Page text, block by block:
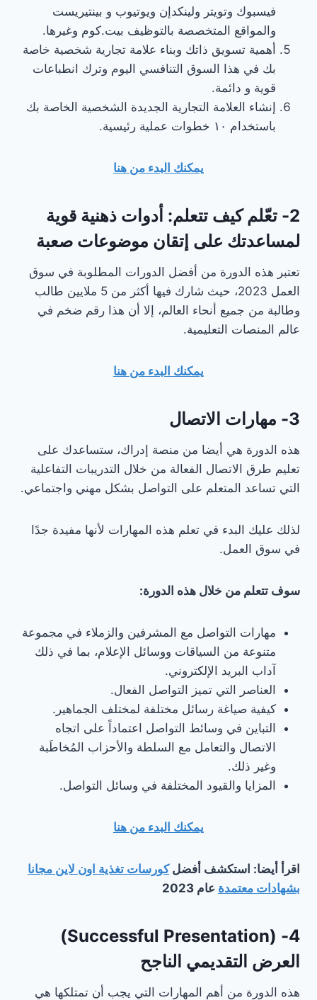
فيسبوك وتويتر ولينكدإن ويوتيوب و بينتيريست
والمواقع المتخصصة بالتوظيف بيت.كوم وغيرها.
أهمية تسويق ذاتك وبناء علامة تجارية شخصية خاصة
بك في هذا السوق التنافسي اليوم وترك انطباعات
قوية و دائمة.
إنشاء العلامة التجارية الجديدة الشخصية الخاصة بك
باستخدام ١٠ خطوات عملية رئيسية.
يمكنك البدء من هنا
2- تعّلم كيف تتعلم: أدوات ذهنية قوية
لمساعدتك على إتقان موضوعات صعبة
تعتبر هذه الدورة من أفضل الدورات المطلوبة في سوق
العمل 2023، حيث شارك فيها أكثر من 5 ملايين طالب
وطالبة من جميع أنحاء العالم، إلا أن هذا رقم ضخم في
عالم المنصات التعليمية.
يمكنك البدء من هنا
3- مهارات الاتصال
هذه الدورة هي أيضا من منصة إدراك، ستساعدك على
تعليم طرق الاتصال الفعالة من خلال التدريبات التفاعلية
التي تساعد المتعلم على التواصل بشكل مهني واجتماعي.
لذلك عليك البدء في تعلم هذه المهارات لأنها مفيدة جدًا
في سوق العمل.
سوف تتعلم من خلال هذه الدورة:
مهارات التواصل مع المشرفين والزملاء في مجموعة
متنوعة من السياقات ووسائل الإعلام، بما في ذلك
آداب البريد الإلكتروني.
العناصر التي تميز التواصل الفعال.
كيفية صياغة رسائل مختلفة لمختلف الجماهير.
التباين في وسائط التواصل اعتماداً على اتجاه
الاتصال والتعامل مع السلطة والأحزاب المُخاطَبة
وغير ذلك.
المزايا والقيود المختلفة في وسائل التواصل.
يمكنك البدء من هنا
اقرأ أيضا: استكشف أفضلكورسات تغذية اون لاين مجانا
بشهادات معتمدة عام 2023
4- (Successful Presentation)
العرض التقديمي الناجح
هذه الدورة من أهم المهارات التي يجب أن تمتلكها هي